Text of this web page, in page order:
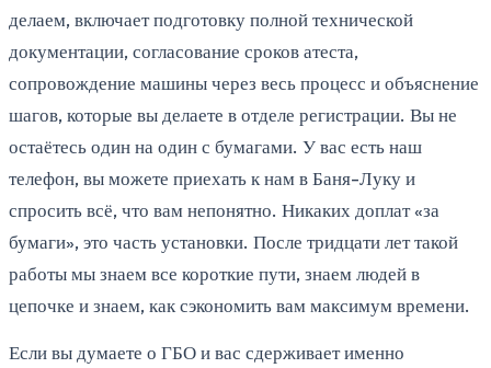
делаем, включает подготовку полной технической
документации, согласование сроков атеста,
сопровождение машины через весь процесс и объяснение
шагов, которые вы делаете в отделе регистрации. Вы не
остаётесь один на один с бумагами. У вас есть наш
телефон, вы можете приехать к нам в Баня-Луку и
спросить всё, что вам непонятно. Никаких доплат «за
бумаги», это часть установки. После тридцати лет такой
работы мы знаем все короткие пути, знаем людей в
цепочке и знаем, как сэкономить вам максимум времени.
Если вы думаете о ГБО и вас сдерживает именно